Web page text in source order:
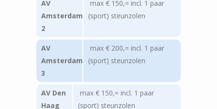
AV
Amsterdam
2
max € 150,= incl. 1 paar
(sport) steunzolen
AV
Amsterdam
3
max € 200,= incl. 1 paar
(sport) steunzolen
AV Den
Haag
max € 150,= incl. 1 paar
(sport) steunzolen